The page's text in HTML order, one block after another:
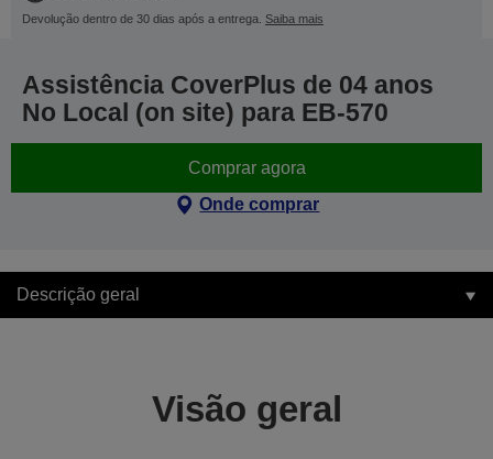
Devolução dentro de 30 dias após a entrega. Saiba mais
Assistência CoverPlus de 04 anos
No Local (on site) para EB-570
Comprar agora
Onde comprar
Descrição geral
Visão geral